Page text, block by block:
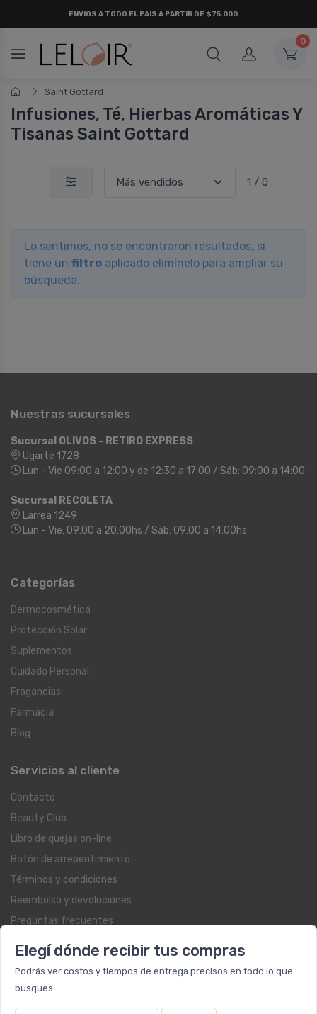
Elegí dónde recibir tus compras
Podrás ver costos y tiempos de entrega precisos en todo lo que
busques.
ENVÍOS A TODO EL PAÍS A PARTIR DE $75.000
0
Saint Gottard
Infusiones, Té, Hierbas Aromáticas Y
Tisanas Saint Gottard
1 / 0
Lo sentimos, no se encontraron resultados, si
tiene un filtro aplicado elimínelo para ampliar su
búsqueda.
Nuestras sucursales
Sucursal OLIVOS - RETIRO EXPRESS
Ugarte 1728
Lun - Vie 09:00 a 12:00 y de 12:30 a 17:00 / Sáb: 09:00 a 14:00
Sucursal RECOLETA
Larrea 1249
Lun - Vie: 09:00 a 20:00hs / Sáb: 09:00 a 14:00hs
Categorías
Dermocosmética
Protección Solar
Suplementos
Cuidado Personal
Fragancias
Farmacia
Blog
Servicios al cliente
Contacto
Beauty Club
Libro de quejas on-line
Botón de arrepentimiento
Términos y condiciones
Reembolso y devoluciones
Preguntas frecuentes
Registrate como cliente
Newsletter